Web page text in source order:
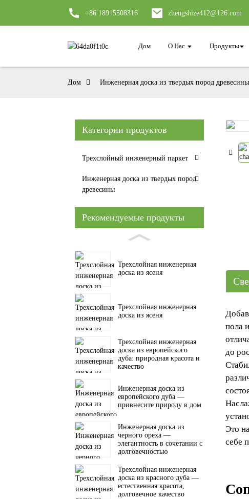
+86 18915508316 zhengshize412@126.com
Дом О Нас Продукты
Дом Инженерная доска из твердых пород древесины
Категории продуктов
Трехслойный инженерный паркет
Инженерная доска из твердых пород
древесины
Рекомендуемые продукты
Трехслойная инженерная
доска из ясеня
Трехслойная инженерная
доска из ясеня
Трехслойная инженерная
доска из европейского
дуба: природная красота и
качество
Инженерная доска из
европейского дуба —
привнесите природу в дом
Инженерная доска из
черного ореха —
элегантность в сочетании с
долговечностью
Трехслойная инженерная
доска из красного дуба —
естественная красота,
долговечное качество
Loading...
Loading...
пола
до
Это
себе